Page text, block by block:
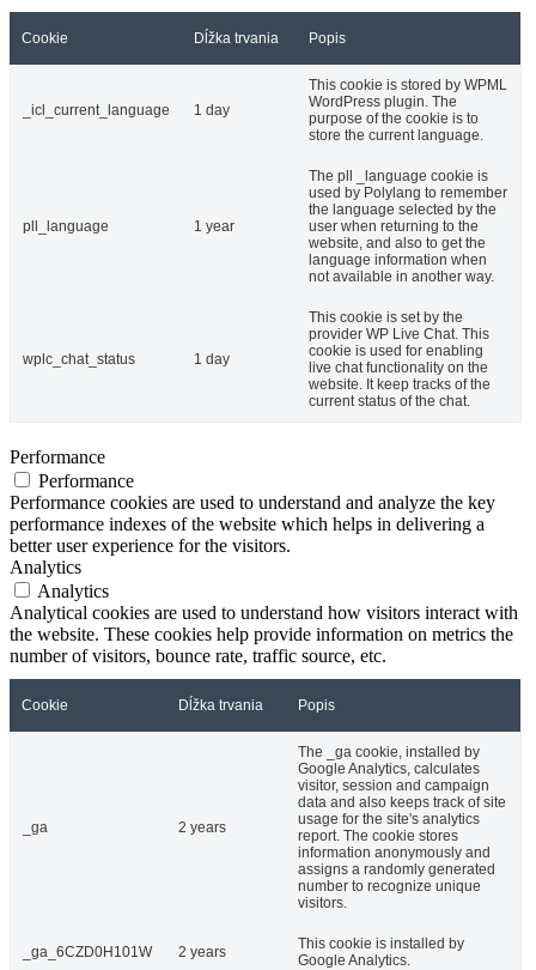
Cookie Dĺžka trvania Popis
_icl_current_language 1 day
This cookie is stored by WPML
WordPress plugin. The
purpose of the cookie is to
store the current language.
pll_language 1 year
The pll _language cookie is
used by Polylang to remember
the language selected by the
user when returning to the
website, and also to get the
language information when
not available in another way.
wplc_chat_status 1 day
This cookie is set by the
provider WP Live Chat. This
cookie is used for enabling
live chat functionality on the
website. It keep tracks of the
current status of the chat.
Performance
Performance
Performance cookies are used to understand and analyze the key
performance indexes of the website which helps in delivering a
better user experience for the visitors.
Analytics
Analytics
Analytical cookies are used to understand how visitors interact with
the website. These cookies help provide information on metrics the
number of visitors, bounce rate, traffic source, etc.
Cookie Dĺžka trvania Popis
_ga 2 years
The _ga cookie, installed by
Google Analytics, calculates
visitor, session and campaign
data and also keeps track of site
usage for the site's analytics
report. The cookie stores
information anonymously and
assigns a randomly generated
number to recognize unique
visitors.
_ga_6CZD0H101W 2 years
This cookie is installed by
Google Analytics.